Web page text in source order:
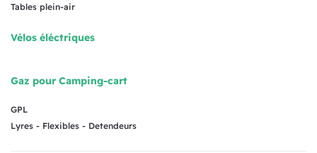
Tables plein-air
Vélos éléctriques
Gaz pour Camping-cart
GPL
Lyres - Flexibles - Detendeurs